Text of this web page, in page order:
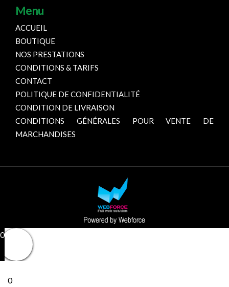
Menu
ACCUEIL
BOUTIQUE
NOS PRESTATIONS
CONDITIONS & TARIFS
CONTACT
POLITIQUE DE CONFIDENTIALITÉ
CONDITION DE LIVRAISON
CONDITIONS GÉNÉRALES POUR VENTE DE
MARCHANDISES
0
0